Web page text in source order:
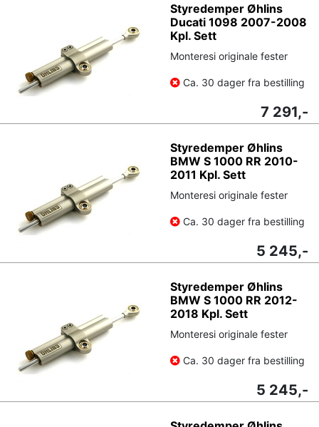
Styredemper Øhlins
Ducati 1098 2007-2008
Kpl. Sett
Monteresi originale fester
Ca. 30 dager fra bestilling
7 291,-
Styredemper Øhlins
BMW S 1000 RR 2010-
2011 Kpl. Sett
Monteresi originale fester
Ca. 30 dager fra bestilling
5 245,-
Styredemper Øhlins
BMW S 1000 RR 2012-
2018 Kpl. Sett
Monteresi originale fester
Ca. 30 dager fra bestilling
5 245,-